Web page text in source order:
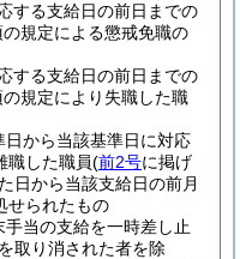
する支給日の前日までの
規定による懲戒免職の
する支給日の前日までの
規定により失職した職
から当該基準日に対応
職した職員(前2号に掲げ
日から当該支給日の前月
せられたもの
当の支給を一時差し止
取り消された者を除